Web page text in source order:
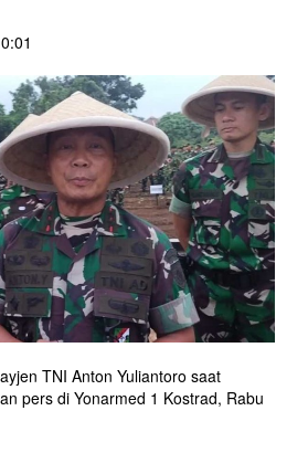
TNI Anton Yuliantoro saat
pers di Yonarmed 1 Kostrad, Rabu